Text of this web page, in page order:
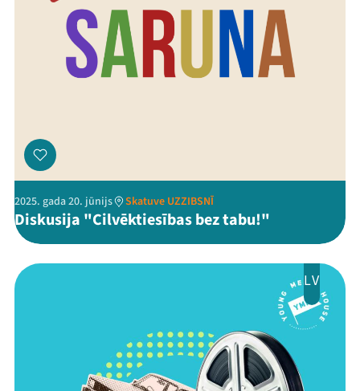
2025. gada 20. jūnijs Skatuve UZZIBSNĪ
Diskusija "Cilvēktiesības bez tabu!"
LV